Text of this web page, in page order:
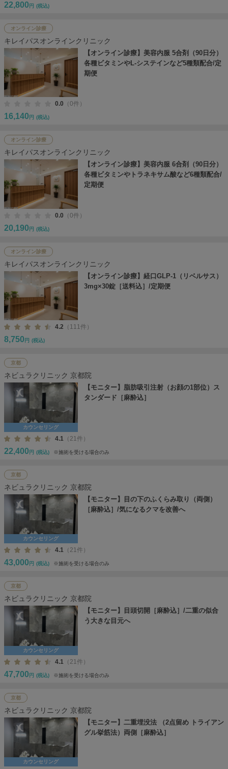
22,800 円 (税込)
オンライン診療
キレイパスオンラインクリニック
【オンライン診療】美容内服 5合剤（90日分）
各種ビタミンやL-システインなど5種類配合/定
期便
0.0 （0件）
16,140 円 (税込)
オンライン診療
キレイパスオンラインクリニック
【オンライン診療】美容内服 6合剤（90日分）
各種ビタミンやトラネキサム酸など6種類配合/
定期便
0.0 （0件）
20,190 円 (税込)
オンライン診療
キレイパスオンラインクリニック
【オンライン診療】経口GLP-1（リベルサス）
3mg×30錠［送料込］/定期便
4.2 （111件）
8,750 円 (税込)
京都
ネビュラクリニック 京都院
カウンセリング
【モニター】脂肪吸引注射（お顔の1部位）ス
タンダード［麻酔込］
4.1 （21件）
22,400 円 (税込) ※施術を受ける場合のみ
京都
ネビュラクリニック 京都院
カウンセリング
【モニター】目の下のふくらみ取り（両側）
［麻酔込］/気になるクマを改善へ
4.1 （21件）
43,000 円 (税込) ※施術を受ける場合のみ
京都
ネビュラクリニック 京都院
カウンセリング
【モニター】目頭切開［麻酔込］/二重の似合
う大きな目元へ
4.1 （21件）
47,700 円 (税込) ※施術を受ける場合のみ
京都
ネビュラクリニック 京都院
カウンセリング
【モニター】二重埋没法 （2点留め トライアン
グル挙筋法）両側［麻酔込］